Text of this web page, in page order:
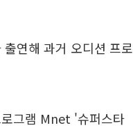
연해 과거 오디션 프로
그램 Mnet '슈퍼스타